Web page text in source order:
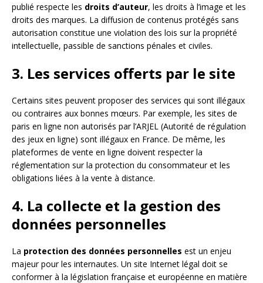
publié respecte les droits d’auteur, les droits à l’image et les
droits des marques. La diffusion de contenus protégés sans
autorisation constitue une violation des lois sur la propriété
intellectuelle, passible de sanctions pénales et civiles.
3. Les services offerts par le site
Certains sites peuvent proposer des services qui sont illégaux
ou contraires aux bonnes mœurs. Par exemple, les sites de
paris en ligne non autorisés par l’ARJEL (Autorité de régulation
des jeux en ligne) sont illégaux en France. De même, les
plateformes de vente en ligne doivent respecter la
réglementation sur la protection du consommateur et les
obligations liées à la vente à distance.
4. La collecte et la gestion des
données personnelles
La protection des données personnelles est un enjeu
majeur pour les internautes. Un site Internet légal doit se
conformer à la législation française et européenne en matière